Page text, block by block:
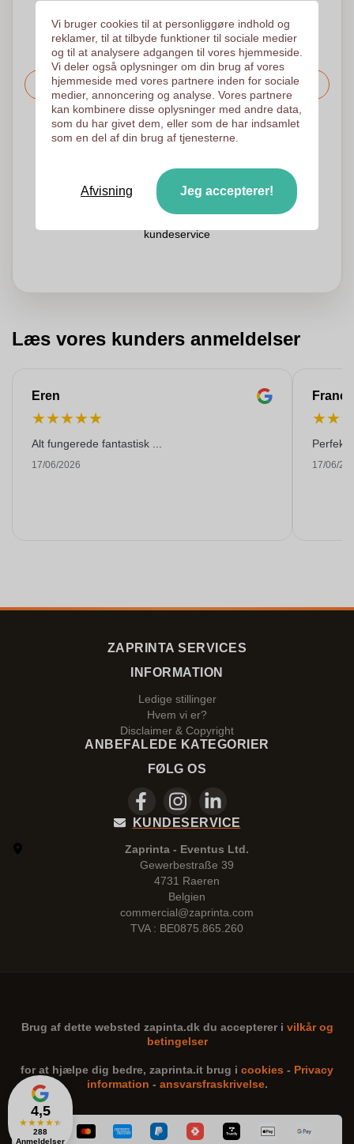
Bed om prisen
Det er også muligt at uploade dit logo til den følgende side
Kunder giver os en score på 9.3
kundeservice
Læs vores kunders anmeldelser
Eren
★★★★★
Alt fungerede fantastisk ...
17/06/2026
★★
17/06/
4,5
★★★★★
288
Anmeldelser
ZAPRINTA SERVICES
INFORMATION
Ledige stillinger
Hvem vi er?
Disclaimer & Copyright
ANBEFALEDE KATEGORIER
FØLG OS
KUNDESERVICE
Zaprinta - Eventus Ltd.
Gewerbestraße 39
4731 Raeren
Belgien
commercial@zaprinta.com
TVA : BE0875.865.260
Brug af dette websted zapinta.dk du accepterer i vilkår og
betingelser
for at hjælpe dig bedre, zaprinta.it brug i cookies - Privacy
information - ansvarsfraskrivelse.
Vi bruger cookies til at personliggøre indhold og
reklamer, til at tilbyde funktioner til sociale medier
og til at analysere adgangen til vores hjemmeside.
Vi deler også oplysninger om din brug af vores
hjemmeside med vores partnere inden for sociale
medier, annoncering og analyse. Vores partnere
kan kombinere disse oplysninger med andre data,
som du har givet dem, eller som de har indsamlet
som en del af din brug af tjenesterne.
Afvisning Jeg accepterer!